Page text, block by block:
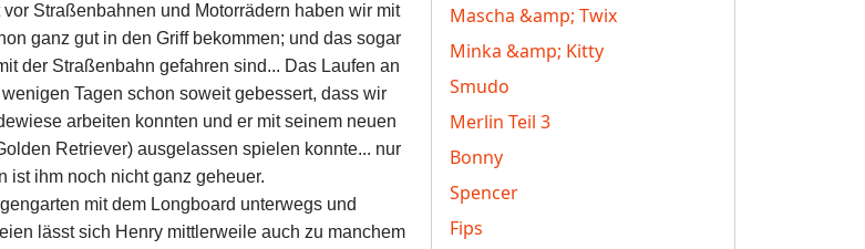
Mascha &amp; Twix
Minka &amp; Kitty
Smudo
Merlin Teil 3
Bonny
Spencer
Fips
Straßenbahnen und Motorrädern haben wir mit
ganz gut in den Griff bekommen; und das sogar
der Straßenbahn gefahren sind... Das Laufen an
Tagen schon soweit gebessert, dass wir
arbeiten konnten und er mit seinem neuen
Retriever) ausgelassen spielen konnte... nur
ist ihm noch nicht ganz geheuer.
mit dem Longboard unterwegs und
lässt sich Henry mittlerweile auch zu manchem